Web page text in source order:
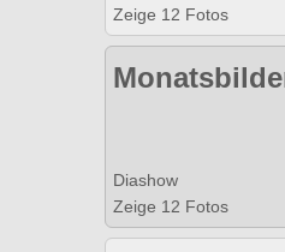
Zeige 12 Fotos
Diashow
Zeige 12 Fotos